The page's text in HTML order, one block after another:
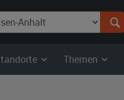
Themen